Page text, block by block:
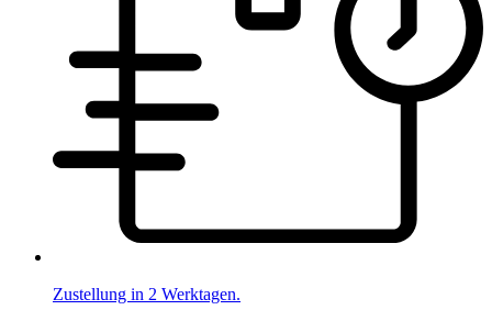
Zustellung in 2 Werktagen.